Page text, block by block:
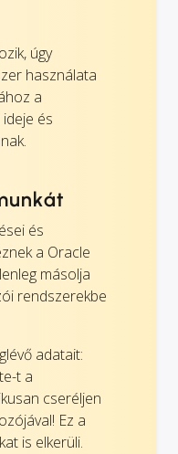
úgy
használata
a
és
és
a Oracle
másolja
rendszerekbe
adatait:
t a
cseréljen
Ez a
is elkerüli.